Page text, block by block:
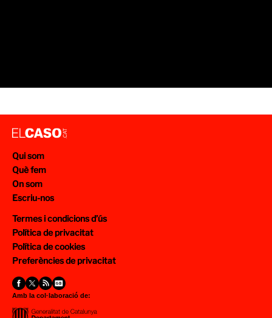
Qui som
Què fem
On som
Escriu-nos
Termes i condicions d’ús
Política de privacitat
Política de cookies
Preferències de privacitat
Amb la col·laboració de: